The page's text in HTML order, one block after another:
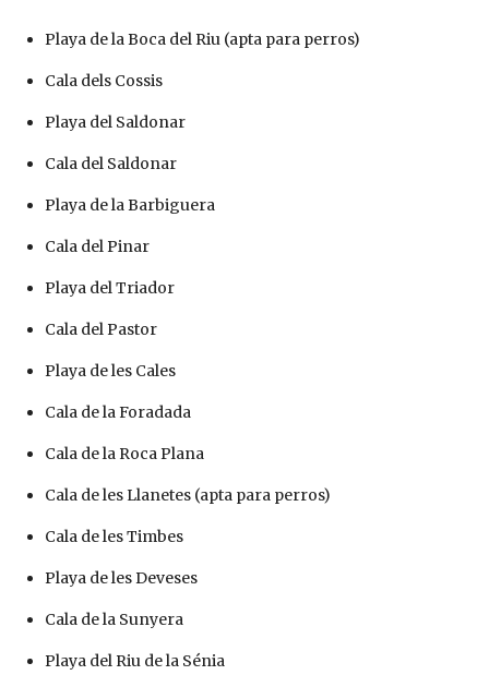
Playa de la Boca del Riu (apta para perros)
Cala dels Cossis
Playa del Saldonar
Cala del Saldonar
Playa de la Barbiguera
Cala del Pinar
Playa del Triador
Cala del Pastor
Playa de les Cales
Cala de la Foradada
Cala de la Roca Plana
Cala de les Llanetes (apta para perros)
Cala de les Timbes
Playa de les Deveses
Cala de la Sunyera
Playa del Riu de la Sénia